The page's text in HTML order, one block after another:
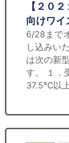
【２０
向けワ
6/28まで
し込みい
は次の新
す。 １．
37.5℃以